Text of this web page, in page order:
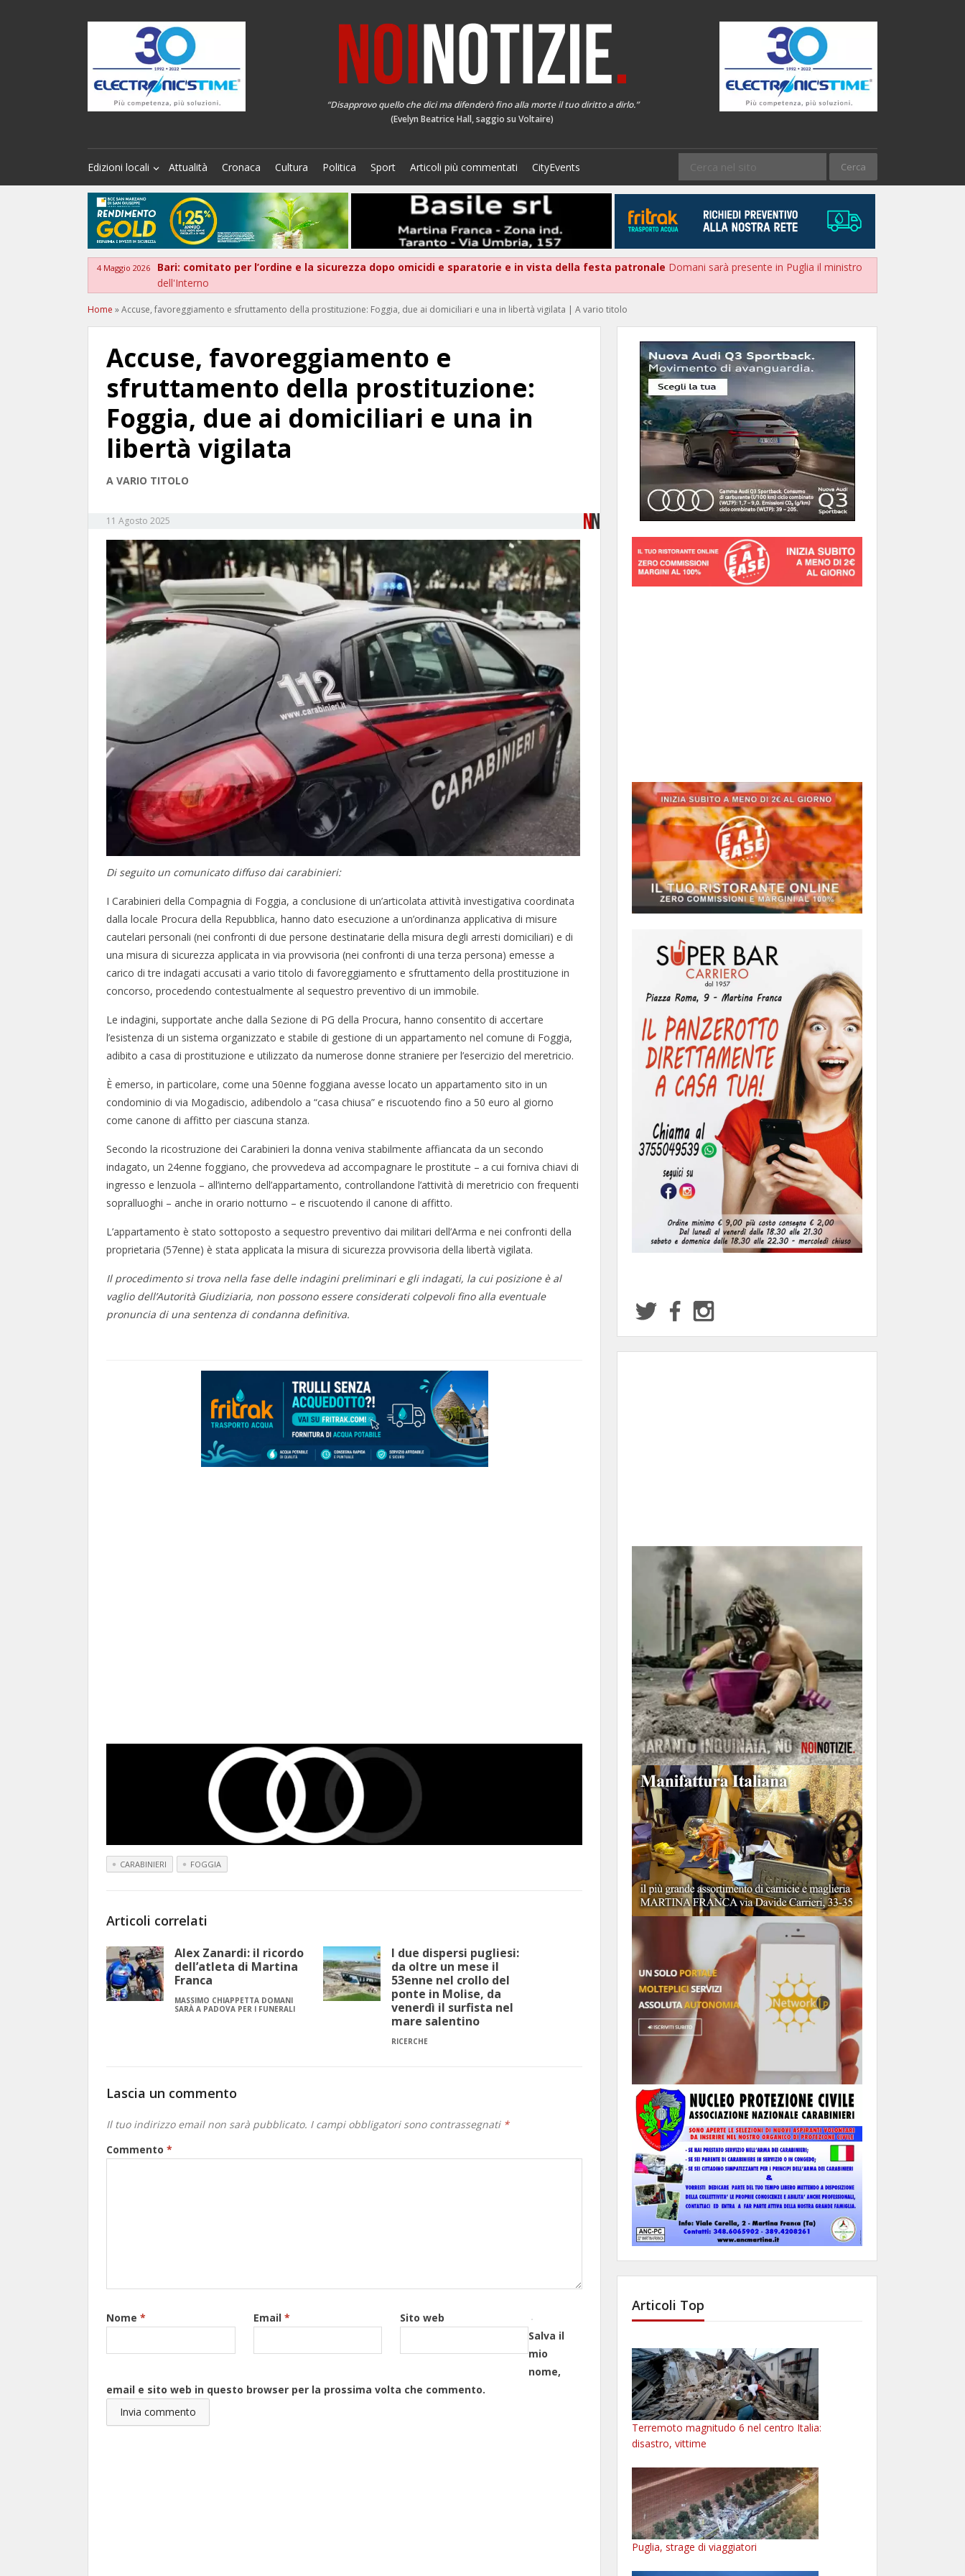
“Disapprovo quello che dici ma difenderò fino alla morte il tuo diritto a dirlo.”
(Evelyn Beatrice Hall, saggio su Voltaire)
Edizioni locali Attualità Cronaca Cultura Politica Sport Articoli più commentati CityEvents
4 Maggio 2026 Bari: comitato per l’ordine e la sicurezza dopo omicidi e sparatorie e in vista della festa patronale Domani sarà presente in Puglia il ministro
dell'Interno
Home »Accuse, favoreggiamento e sfruttamento della prostituzione: Foggia, due ai domiciliari e una in libertà vigilata | A vario titolo
Accuse, favoreggiamento e
sfruttamento della prostituzione:
Foggia, due ai domiciliari e una in
libertà vigilata
A VARIO TITOLO
11 Agosto 2025
Di seguito un comunicato diffuso dai carabinieri:
I Carabinieri della Compagnia di Foggia, a conclusione di un’articolata attività investigativa coordinata
dalla locale Procura della Repubblica, hanno dato esecuzione a un’ordinanza applicativa di misure
cautelari personali (nei confronti di due persone destinatarie della misura degli arresti domiciliari) e di
una misura di sicurezza applicata in via provvisoria (nei confronti di una terza persona) emesse a
carico di tre indagati accusati a vario titolo di favoreggiamento e sfruttamento della prostituzione in
concorso, procedendo contestualmente al sequestro preventivo di un immobile.
Le indagini, supportate anche dalla Sezione di PG della Procura, hanno consentito di accertare
l’esistenza di un sistema organizzato e stabile di gestione di un appartamento nel comune di Foggia,
adibito a casa di prostituzione e utilizzato da numerose donne straniere per l’esercizio del meretricio.
È emerso, in particolare, come una 50enne foggiana avesse locato un appartamento sito in un
condominio di via Mogadiscio, adibendolo a “casa chiusa” e riscuotendo fino a 50 euro al giorno
come canone di affitto per ciascuna stanza.
Secondo la ricostruzione dei Carabinieri la donna veniva stabilmente affiancata da un secondo
indagato, un 24enne foggiano, che provvedeva ad accompagnare le prostitute – a cui forniva chiavi di
ingresso e lenzuola – all’interno dell’appartamento, controllandone l’attività di meretricio con frequenti
sopralluoghi – anche in orario notturno – e riscuotendo il canone di affitto.
L’appartamento è stato sottoposto a sequestro preventivo dai militari dell’Arma e nei confronti della
proprietaria (57enne) è stata applicata la misura di sicurezza provvisoria della libertà vigilata.
Il procedimento si trova nella fase delle indagini preliminari e gli indagati, la cui posizione è al
vaglio dell’Autorità Giudiziaria, non possono essere considerati colpevoli fino alla eventuale
pronuncia di una sentenza di condanna definitiva.
CARABINIERI FOGGIA
Articoli correlati
Alex Zanardi: il ricordo
dell’atleta di Martina
Franca
MASSIMO CHIAPPETTA DOMANI
SARÀ A PADOVA PER I FUNERALI
I due dispersi pugliesi:
da oltre un mese il
53enne nel crollo del
ponte in Molise, da
venerdì il surfista nel
mare salentino
RICERCHE
Lascia un commento
Il tuo indirizzo email non sarà pubblicato. I campi obbligatori sono contrassegnati *
Commento *
Nome * Email *
Sito web
Salva il
mio
nome,
email e sito web in questo browser per la prossima volta che commento.
Articoli Top
Terremoto magnitudo 6 nel centro Italia:
disastro, vittime
Puglia, strage di viaggiatori